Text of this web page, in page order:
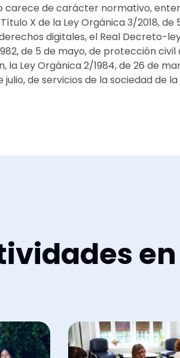
carece de carácter normativo,
X de la Ley Orgánica 3/2018,
digitales, el Real Decreto-
de 5 de mayo, de protección
la Ley Orgánica 2/1984, de 26 de
julio, de servicios de la sociedad
en